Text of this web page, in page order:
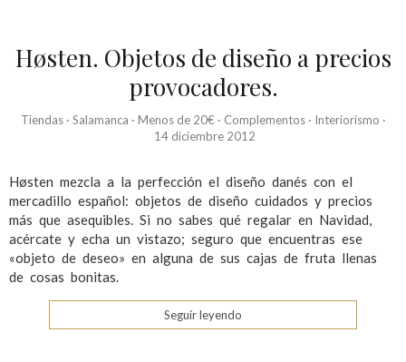
Høsten. Objetos de diseño a precios
provocadores.
Tiendas· Salamanca · Menos de 20€ · Complementos· Interiorismo ·
14 diciembre 2012
Høsten mezcla a la perfección el diseño danés con el
mercadillo español: objetos de diseño cuidados y precios
más que asequibles. Si no sabes qué regalar en Navidad,
acércate y echa un vistazo; seguro que encuentras ese
«objeto de deseo» en alguna de sus cajas de fruta llenas
de cosas bonitas.
Seguir leyendo